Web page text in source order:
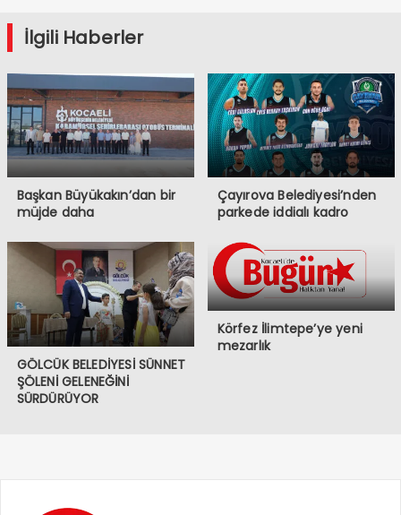
İlgili Haberler
Başkan Büyükakın’dan bir
müjde daha
Çayırova Belediyesi’nden
parkede iddialı kadro
GÖLCÜK BELEDİYESİ SÜNNET
ŞÖLENİ GELENEĞİNİ
SÜRDÜRÜYOR
Körfez İlimtepe’ye yeni
mezarlık